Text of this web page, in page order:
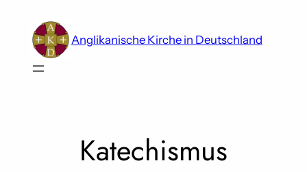
content
Anglikanische Kirche in Deutschland
Katechismus